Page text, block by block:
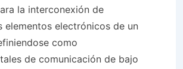
la interconexión de
elementos electrónicos de un
como
de comunicación de bajo